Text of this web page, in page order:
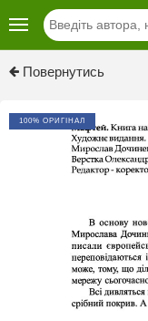
Повернутись
100% ОРИГІНАЛ